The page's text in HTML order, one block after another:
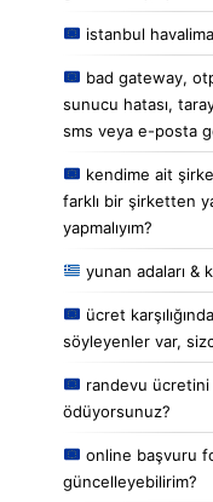
istanbul
bad gateway,
sunucu hatası,
sms veya e-posta
kendime ait
farklı bir şirketten
yapmalıyım?
yunan adaları &
ücret
söyleyenler var,
randevu ücretini
ödüyorsunuz?
online başvuru
güncelleyebilirim?